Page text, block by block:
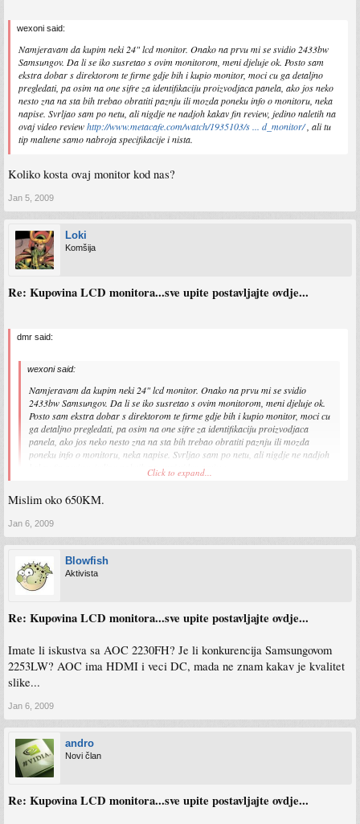
wexoni said:
Namjeravam da kupim neki 24" lcd monitor. Onako na prvu mi se svidio 2433bw
Samsungov. Da li se iko susretao s ovim monitorom, meni djeluje ok. Posto sam
ekstra dobar s direktorom te firme gdje bih i kupio monitor, moci cu ga detaljno
pregledati, pa osim na one sifre za identifikaciju proizvodjaca panela, ako jos neko
nesto zna na sta bih trebao obratiti paznju ili mozda poneku info o monitoru, neka
napise. Svrljao sam po netu, ali nigdje ne nadjoh kakav fin review, jedino naletih na
ovaj video reviewhttp://www.metacafe.com/watch/1935103/s ... d_monitor/, ali tu
tip maltene samo nabroja specifikacije i nista.
Koliko kosta ovaj monitor kod nas?
Jan 5, 2009
Loki
Komšija
Re: Kupovina LCD monitora...sve upite postavljajte ovdje...
dmr said:
wexoni said:
Namjeravam da kupim neki 24" lcd monitor. Onako na prvu mi se svidio
2433bw Samsungov. Da li se iko susretao s ovim monitorom, meni djeluje ok.
Posto sam ekstra dobar s direktorom te firme gdje bih i kupio monitor, moci cu
ga detaljno pregledati, pa osim na one sifre za identifikaciju proizvodjaca
panela, ako jos neko nesto zna na sta bih trebao obratiti paznju ili mozda
poneku info o monitoru, neka napise. Svrljao sam po netu, ali nigdje ne nadjoh
kakav fin review, jedino naletih na ovaj video review
http://www.metacafe.com/watch/1935103/s ... d_monitor/
samo nabroja specifikacije i nista.
Koliko kosta ovaj monitor kod nas?
Click to expand...
Mislim oko 650KM.
Jan 6, 2009
Blowfish
Aktivista
Re: Kupovina LCD monitora...sve upite postavljajte ovdje...
Imate li iskustva sa AOC 2230FH? Je li konkurencija Samsungovom
2253LW? AOC ima HDMI i veci DC, mada ne znam kakav je kvalitet
slike...
Jan 6, 2009
andro
Novi član
Re: Kupovina LCD monitora...sve upite postavljajte ovdje...